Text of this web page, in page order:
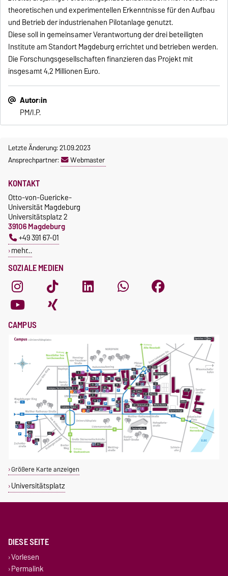
theoretischen und experimentellen Erkenntnisse für den Aufbau
und Betrieb der industrienahen Pilotanlage genutzt.
Diese soll in gemeinsamer Verantwortung der drei beteiligten
Institute am Standort Magdeburg errichtet und betrieben werden.
Die Forschungsgesellschaften finanzieren das Projekt mit
insgesamt 4,2 Millionen Euro.
Autor:in
PM/I.P.
Letzte Änderung: 21.09.2023
Ansprechpartner:
Webmaster
SOZIALE MEDIEN
KONTAKT
Otto-von-Guericke-
Universität Magdeburg
Universitätsplatz 2
39106 Magdeburg
+49 391 67-01
mehr…
CAMPUS
Größere Karte anzeigen
Universitätsplatz
DIESE SEITE
Vorlesen
Permalink